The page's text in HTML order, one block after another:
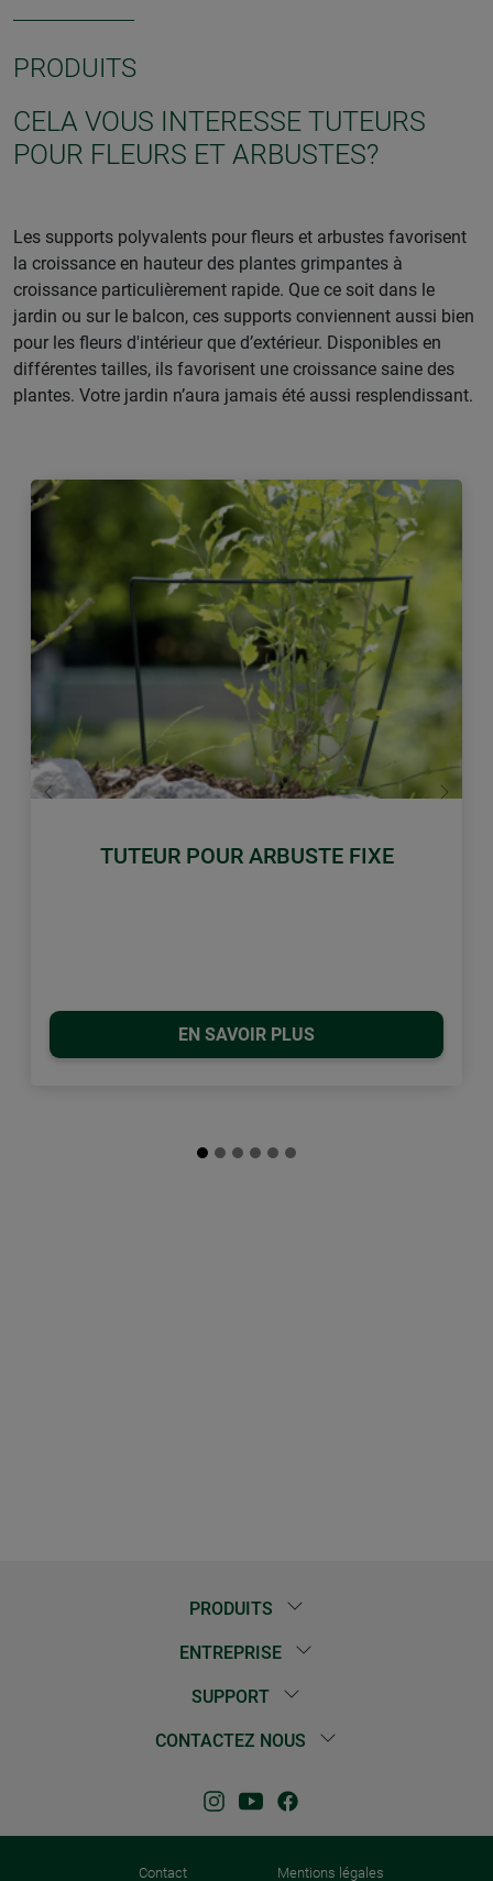
PRODUITS
CELA VOUS INTERESSE TUTEURS
POUR FLEURS ET ARBUSTES?
Les supports polyvalents pour fleurs et arbustes favorisent
la croissance en hauteur des plantes grimpantes à
croissance particulièrement rapide. Que ce soit dans le
jardin ou sur le balcon, ces supports conviennent aussi bien
pour les fleurs d'intérieur que d’extérieur. Disponibles en
différentes tailles, ils favorisent une croissance saine des
plantes. Votre jardin n’aura jamais été aussi resplendissant.
TUTEUR POUR ARBUSTE FIXE
EN SAVOIR PLUS
retour
PRODUITS
ENTREPRISE
SUPPORT
CONTACTEZ NOUS
Contact Mentions légales